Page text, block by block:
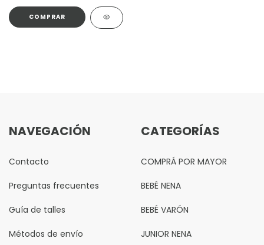
COMPRAR
NAVEGACIÓN
Contacto
Preguntas frecuentes
Guía de talles
Métodos de envío
CATEGORÍAS
COMPRÁ POR MAYOR
BEBÉ NENA
BEBÉ VARÓN
JUNIOR NENA